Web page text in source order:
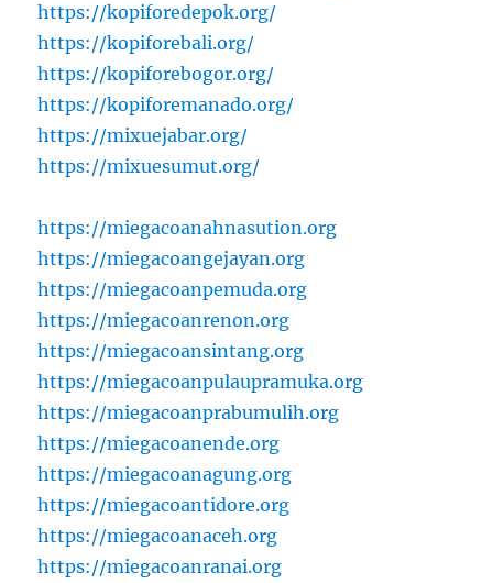
https://kopiforedepok.org/
https://kopiforebali.org/
https://kopiforebogor.org/
https://kopiforemanado.org/
https://mixuejabar.org/
https://mixuesumut.org/
https://miegacoanahnasution.org
https://miegacoangejayan.org
https://miegacoanpemuda.org
https://miegacoanrenon.org
https://miegacoansintang.org
https://miegacoanpulaupramuka.org
https://miegacoanprabumulih.org
https://miegacoanende.org
https://miegacoanagung.org
https://miegacoantidore.org
https://miegacoanaceh.org
https://miegacoanranai.org